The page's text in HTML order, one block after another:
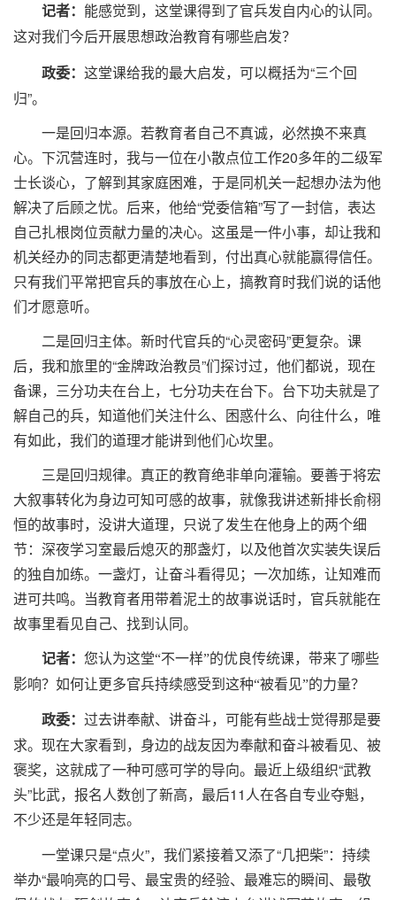
记者： 能感觉到，这堂课得到了官兵发自内心的认同。
这对我们今后开展思想政治教育有哪些启发？
政委： 这堂课给我的最大启发，可以概括为“三个回
归”。
一是回归本源。若教育者自己不真诚，必然换不来真
心。下沉营连时，我与一位在小散点位工作20多年的二级军
士长谈心，了解到其家庭困难，于是同机关一起想办法为他
解决了后顾之忧。后来，他给“党委信箱”写了一封信，表达
自己扎根岗位贡献力量的决心。这虽是一件小事，却让我和
机关经办的同志都更清楚地看到，付出真心就能赢得信任。
只有我们平常把官兵的事放在心上，搞教育时我们说的话他
们才愿意听。
二是回归主体。新时代官兵的“心灵密码”更复杂。课
后，我和旅里的“金牌政治教员”们探讨过，他们都说，现在
备课，三分功夫在台上，七分功夫在台下。台下功夫就是了
解自己的兵，知道他们关注什么、困惑什么、向往什么，唯
有如此，我们的道理才能讲到他们心坎里。
三是回归规律。真正的教育绝非单向灌输。要善于将宏
大叙事转化为身边可知可感的故事，就像我讲述新排长俞栩
恒的故事时，没讲大道理，只说了发生在他身上的两个细
节：深夜学习室最后熄灭的那盏灯，以及他首次实装失误后
的独自加练。一盏灯，让奋斗看得见；一次加练，让知难而
进可共鸣。当教育者用带着泥土的故事说话时，官兵就能在
故事里看见自己、找到认同。
记者： 您认为这堂“不一样”的优良传统课，带来了哪些
影响？如何让更多官兵持续感受到这种“被看见”的力量？
政委： 过去讲奉献、讲奋斗，可能有些战士觉得那是要
求。现在大家看到，身边的战友因为奉献和奋斗被看见、被
褒奖，这就成了一种可感可学的导向。最近上级组织“武教
头”比武，报名人数创了新高，最后11人在各自专业夺魁，
不少还是年轻同志。
一堂课只是“点火”，我们紧接着又添了“几把柴”：持续
举办“最响亮的口号、最宝贵的经验、最难忘的瞬间、最敬